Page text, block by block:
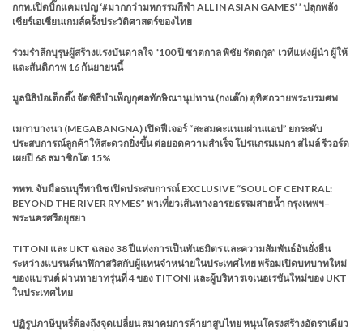
กกท.เปิดบิ๊กแคมเปญ ‘#มากกว่ามหกรรมกีฬา ALL IN ASIAN GAMES’ ’ ปลุกพลัง
เชียร์เอเชียนเกมส์ครั้งประวัติศาสตร์ของไทย
ร่วมรำลึกบุรุษผู้สร้างแรงบันดาลใจ “100 ปี ชาตกาล พิชัย รัตตกุล” เวทีแห่งผู้นำ ผู้ให้
และสันติภาพ 16 กันยายนนี้
มูลนิธิป่อเต็กตึ๊ง จัดพิธีบำเพ็ญกุศลทักษิณานุปทาน (กงเต๊ก) อุทิศถวายพระบรมศพ
เมกาบางนา (MEGABANGNA) เปิดฟีเจอร์ “สะสมคะแนนผ่านแอป” ยกระดับ
ประสบการณ์ลูกค้าให้สะดวกยิ่งขึ้น ต่อยอดความสำเร็จ โปรแกรมเมกา สไมล์ รีวอร์ด
เผยปี 68 สมาชิกโต 15%
ททท. จับมือธนบุรีพานิช เปิดประสบการณ์ EXCLUSIVE “SOUL OF CENTRAL:
BEYOND THE RIVER RYMES” พาเที่ยวเส้นทางอารยธรรมสายน้ำ กรุงเทพฯ–
พระนครศรีอยุธยา
TITONI และ UKT ฉลอง 38 ปีแห่งการเป็นพันธมิตร และความสัมพันธ์อันยั่งยืน
ระหว่างแบรนด์นาฬิกาสวิสกับผู้แทนจำหน่ายในประเทศไทย พร้อมเปิดบทบาทใหม่
ของแบรนด์ ผ่านทายาทรุ่นที่ 4 ของ TITONI และผู้บริหารเจเนอเรชันใหม่ของ UKT
ในประเทศไทย
ปฏิรูปภาษีบุหรี่ต้องถึงจุดเปลี่ยน สมาคมการค้ายาสูบไทย หนุนโครงสร้างอัตราเดียว